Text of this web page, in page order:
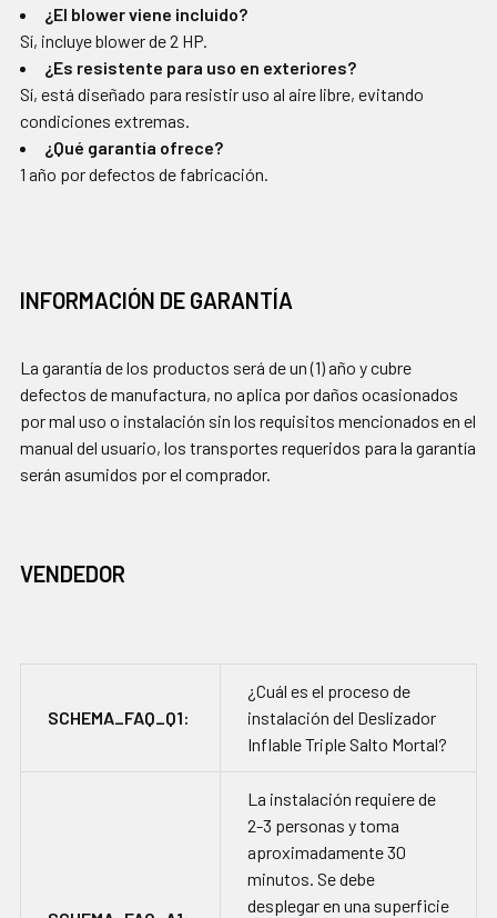
¿El blower viene incluido?
Sí, incluye blower de 2 HP.
¿Es resistente para uso en exteriores?
Sí, está diseñado para resistir uso al aire libre, evitando
condiciones extremas.
¿Qué garantía ofrece?
1 año por defectos de fabricación.
INFORMACIÓN DE GARANTÍA
La garantía de los productos será de un (1) año y cubre
defectos de manufactura, no aplica por daños ocasionados
por mal uso o instalación sin los requisitos mencionados en el
manual del usuario, los transportes requeridos para la garantía
serán asumidos por el comprador.
VENDEDOR
SCHEMA_FAQ_Q1:
¿Cuál es el proceso de
instalación del Deslizador
Inflable Triple Salto Mortal?
La instalación requiere de
2-3 personas y toma
aproximadamente 30
minutos. Se debe
desplegar en una superficie